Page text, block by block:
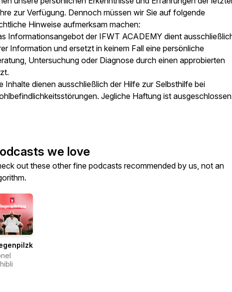
zur Verfügung. Dennoch müssen wir Sie auf folgende
Hinweise aufmerksam machen:
Informationsangebot der IFWT ACADEMY dient
Information und ersetzt in keinem Fall eine persönliche
Untersuchung oder Diagnose durch einen approbierten
Inhalte dienen ausschließlich der Hilfe zur Selbsthilfe bei
Jegliche Haftung ist
we love
out these other fine podcasts recommended by us, not an